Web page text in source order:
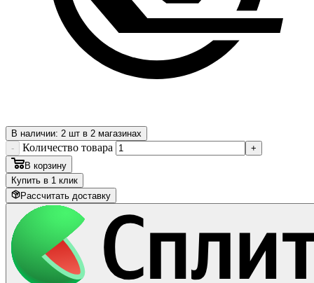
В наличии: 2 шт в 2 магазинах
-
Количество товара
+
В корзину
Купить в 1 клик
Рассчитать доставку